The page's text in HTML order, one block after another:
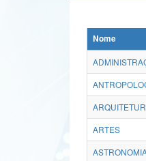
Nome
ARTES